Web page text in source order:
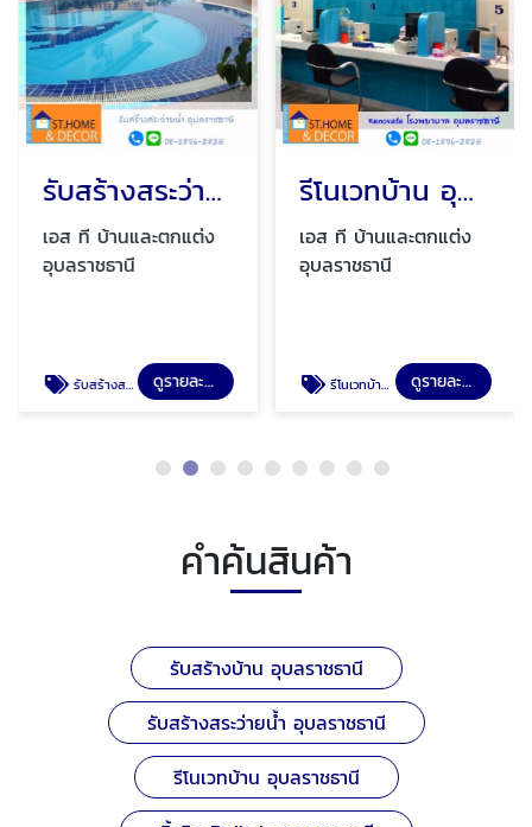
รับสร้างสระว่ายน้ำ อุบลราชธานี
เอส ที บ้านและตกแต่ง
อุบลราชธานี
รับสร้างสระว่ายน้ำ อุบลราชธานี ดูรายละเอียด
รีโนเวทบ้าน อุบลราชธานี
เอส ที บ้านและตกแต่ง
อุบลราชธานี
รีโนเวทบ้าน อุบลราชธานี ดูรายละเอียด
คำค้นสินค้า
รับสร้างบ้าน อุบลราชธานี
รับสร้างสระว่ายน้ำ อุบลราชธานี
รีโนเวทบ้าน อุบลราชธานี